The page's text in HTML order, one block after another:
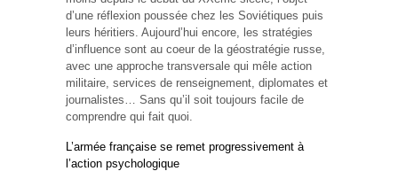
d’une réflexion poussée chez les Soviétiques puis
leurs héritiers. Aujourd’hui encore, les stratégies
d’influence sont au coeur de la géostratégie russe,
avec une approche transversale qui mêle action
militaire, services de renseignement, diplomates et
journalistes… Sans qu’il soit toujours facile de
comprendre qui fait quoi.
L’armée française se remet progressivement à
l’action psychologique